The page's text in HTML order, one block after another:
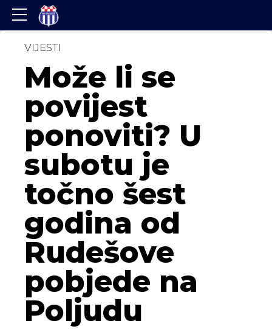
VIJESTI
Može li se
povijest
ponoviti? U
subotu je
točno šest
godina od
Rudešove
pobjede na
Poljudu